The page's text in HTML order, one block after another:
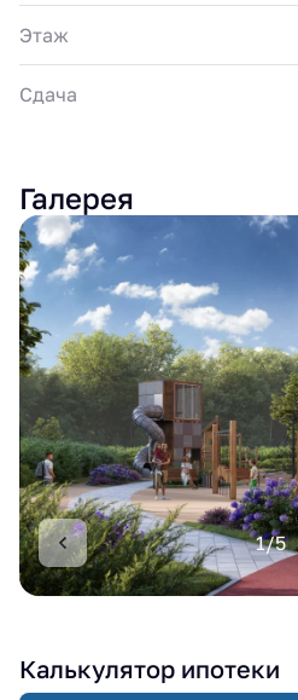
Этаж
Сдача
Галерея
1/5
Калькулятор ипотеки